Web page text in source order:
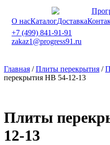
О насКаталогДоставка
+7 (499) 841-91-91
zakaz1@progress91.ru
Главная /Плиты перекрытия /
перекрытия НВ 54-12-13
Плиты
12-13